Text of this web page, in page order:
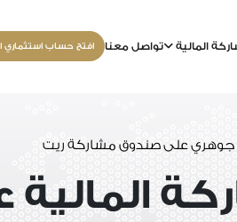
المالية تواصل معنا افتح حساب استثماري
جوهري على صندوق مشاركة ريت